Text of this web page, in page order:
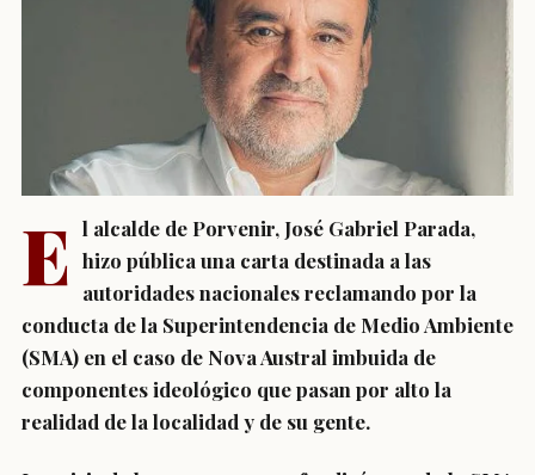
E l alcalde de Porvenir, José Gabriel Parada,
hizo pública una carta destinada a las
autoridades nacionales reclamando por la
conducta de la Superintendencia de Medio Ambiente
(SMA) en el caso de Nova Austral imbuida de
componentes ideológico que pasan por alto la
realidad de la localidad y de su gente.